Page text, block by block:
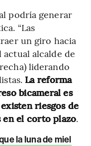
podría generar
“Las
un giro hacia
alcalde de
liderando
La reforma
bicameral es
riesgos de
en el corto plazo.
la luna de miel